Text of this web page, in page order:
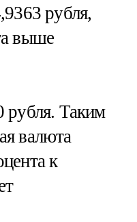
рубля,
выше
рубля. Таким
валюта
к